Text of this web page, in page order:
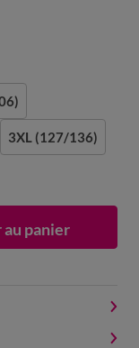
3XL (127/136)
panier